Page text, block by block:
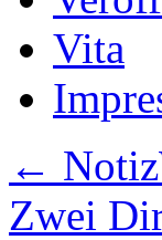
Vita
←
Zwei